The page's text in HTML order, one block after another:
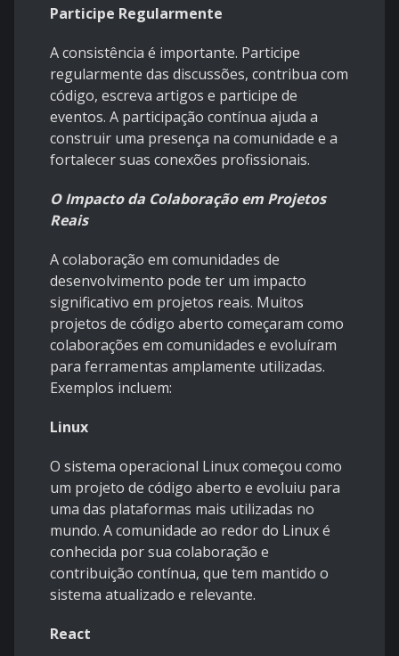
Participe Regularmente
A consistência é importante. Participe
regularmente das discussões, contribua com
código, escreva artigos e participe de
eventos. A participação contínua ajuda a
construir uma presença na comunidade e a
fortalecer suas conexões profissionais.
O Impacto da Colaboração em Projetos
Reais
A colaboração em comunidades de
desenvolvimento pode ter um impacto
significativo em projetos reais. Muitos
projetos de código aberto começaram como
colaborações em comunidades e evoluíram
para ferramentas amplamente utilizadas.
Exemplos incluem:
Linux
O sistema operacional Linux começou como
um projeto de código aberto e evoluiu para
uma das plataformas mais utilizadas no
mundo. A comunidade ao redor do Linux é
conhecida por sua colaboração e
contribuição contínua, que tem mantido o
sistema atualizado e relevante.
React